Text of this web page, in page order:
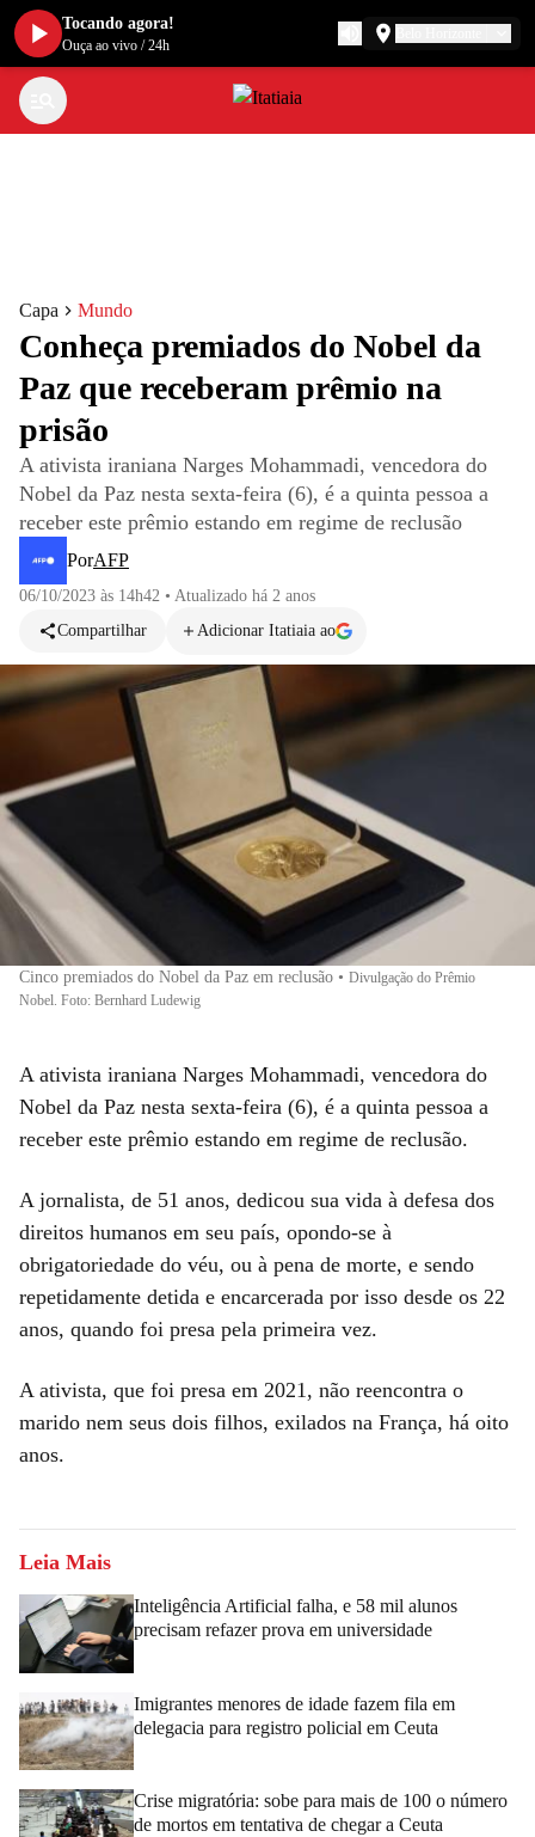
Capa Mundo
Conheça premiados do Nobel da
Paz que receberam prêmio na
prisão
A ativista iraniana Narges Mohammadi, vencedora do
Nobel da Paz nesta sexta-feira (6), é a quinta pessoa a
receber este prêmio estando em regime de reclusão
PorAFP
06/10/2023 às 14h42 • Atualizado há 2 anos
Compartilhar
Adicionar Itatiaia ao
Cinco premiados do Nobel da Paz em reclusão • Divulgação do Prêmio
Nobel. Foto: Bernhard Ludewig
A ativista iraniana Narges Mohammadi, vencedora do
Nobel da Paz nesta sexta-feira (6), é a quinta pessoa a
receber este prêmio estando em regime de reclusão.
A jornalista, de 51 anos, dedicou sua vida à defesa dos
direitos humanos em seu país, opondo-se à
obrigatoriedade do véu, ou à pena de morte, e sendo
repetidamente detida e encarcerada por isso desde os 22
anos, quando foi presa pela primeira vez.
A ativista, que foi presa em 2021, não reencontra o
marido nem seus dois filhos, exilados na França, há oito
anos.
Leia Mais
Inteligência Artificial falha, e 58 mil alunos
precisam refazer prova em universidade
Imigrantes menores de idade fazem fila em
delegacia para registro policial em Ceuta
Crise migratória: sobe para mais de 100 o número
de mortos em tentativa de chegar a Ceuta
Tocando agora!
Ouça ao vivo /24h